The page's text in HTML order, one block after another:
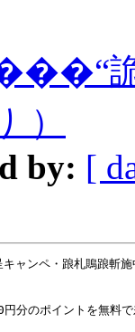
by: [
ャンペ・踉札鵙踉斬
分のポイントを無料